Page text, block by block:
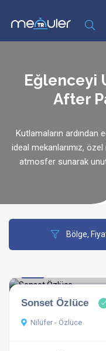
Eğlenceyi
After
Kutlamaların
ideal mekanlarımız,
atmosfer sunarak
Bölge,
Sonset Özlüce
Nilüfer - Özlüce